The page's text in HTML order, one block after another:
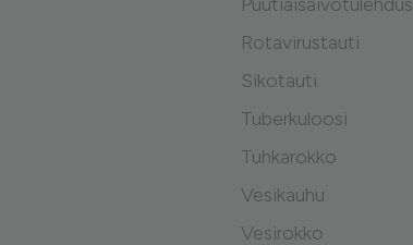
Rotavirustauti
Sikotauti
Tuberkuloosi
Tuhkarokko
Vesikauhu
Vesirokko